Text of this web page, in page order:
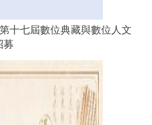
十七屆數位典藏與數位人文
募